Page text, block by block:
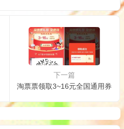
下一篇
淘票票领取3~16元全国通用券